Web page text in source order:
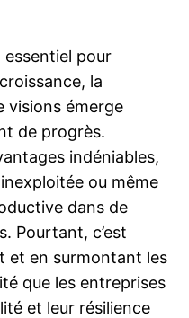
essentiel pour
la
visions émerge
de progrès.
indéniables,
ou même
dans de
Pourtant, c’est
et en surmontant les
que les entreprises
et leur résilience